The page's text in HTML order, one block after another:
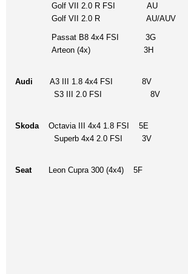
Golf VII 2.0 R FSI AU
Golf VII 2.0 R AU/AUV
Passat B8 4x4 FSI 3G
Arteon (4x) 3H
Audi A3 III 1.8 4x4 FSI 8V
S3 III 2.0 FSI 8V
Skoda Octavia III 4x4 1.8 FSI 5E
Superb 4x4 2.0 FSI 3V
Seat Leon Cupra 300 (4x4) 5F